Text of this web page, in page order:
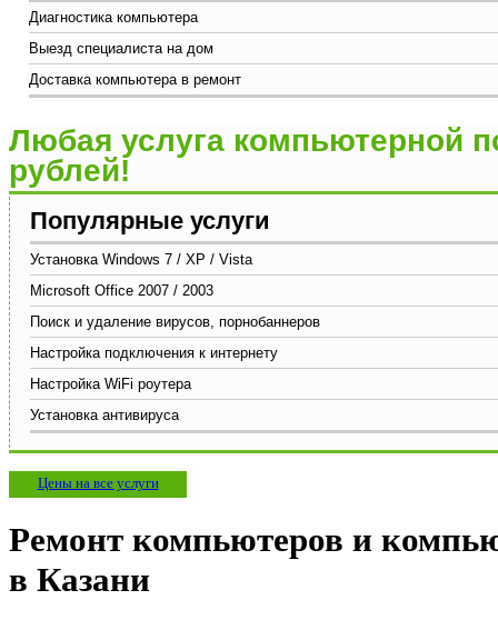
Диагностика компьютера
Выезд специалиста на дом
Доставка компьютера в ремонт
Любая услуга компьютерной
рублей!
Популярные услуги
Установка Windows 7 / XP / Vista
Microsoft Office 2007 / 2003
Поиск и удаление вирусов, порнобаннеров
Настройка подключения к интернету
Настройка WiFi роутера
Установка антивируса
Цены на все услуги
Ремонт компьютеров и
в Казани